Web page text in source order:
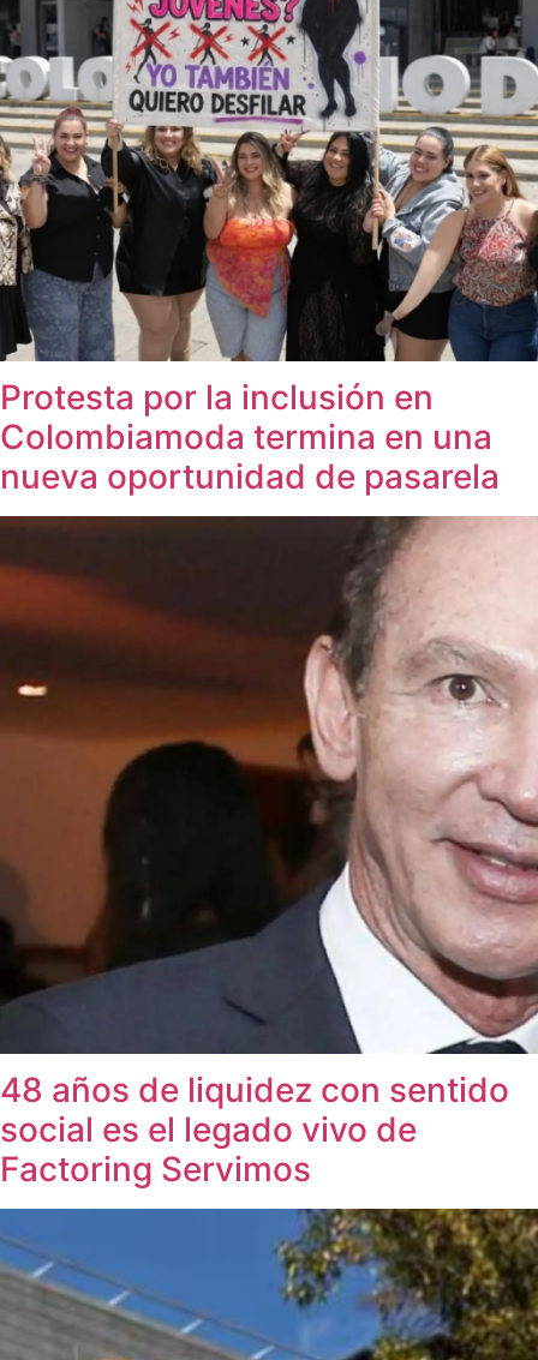
Protesta por la inclusión en
Colombiamoda termina en una
nueva oportunidad de pasarela
48 años de liquidez con sentido
social es el legado vivo de
Factoring Servimos